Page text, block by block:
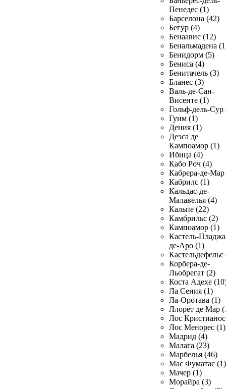
Пенедес (1)
Барселона (42)
Бегур (4)
Бенаавис (12)
Бенальмадена
Бенидорм (5)
Бениса (4)
Бенитачель (3)
Бланес (3)
Валь-де-Сан-
Висенте (1)
Гольф-дель-Сур
Гуим (1)
Дения (1)
Деэса де
Кампоамор (1)
Ибица (4)
Кабо Роч (4)
Кабрера-де-Мар
Кабрилс (1)
Кальдас-де-
Малавелья (4)
Кальпе (22)
Камбрильс (2)
Кампоамор (1)
Кастель-
де-Аро (1)
Кастельдефельс
Корбера-де-
Льобрегат (2)
Коста Адехе
Ла Сения (1)
Ла-Оротава (1)
Ллорет де Мар
Лос
Лос Менорес (1)
Мадрид (4)
Малага (23)
Марбелья (46)
Мас Фуматас (1)
Мачер (1)
Морайра (3)